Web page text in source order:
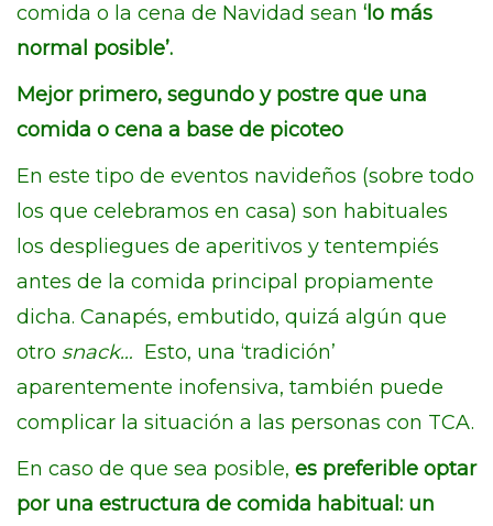
comida o la cena de Navidad sean ‘lo más
normal posible’.
Mejor primero, segundo y postre que una
comida o cena a base de picoteo
En este tipo de eventos navideños (sobre todo
los que celebramos en casa) son habituales
los despliegues de aperitivos y tentempiés
antes de la comida principal propiamente
dicha. Canapés, embutido, quizá algún que
otro snack… Esto, una ‘tradición’
aparentemente inofensiva, también puede
complicar la situación a las personas con TCA.
En caso de que sea posible, es preferible optar
por una estructura de comida habitual: un